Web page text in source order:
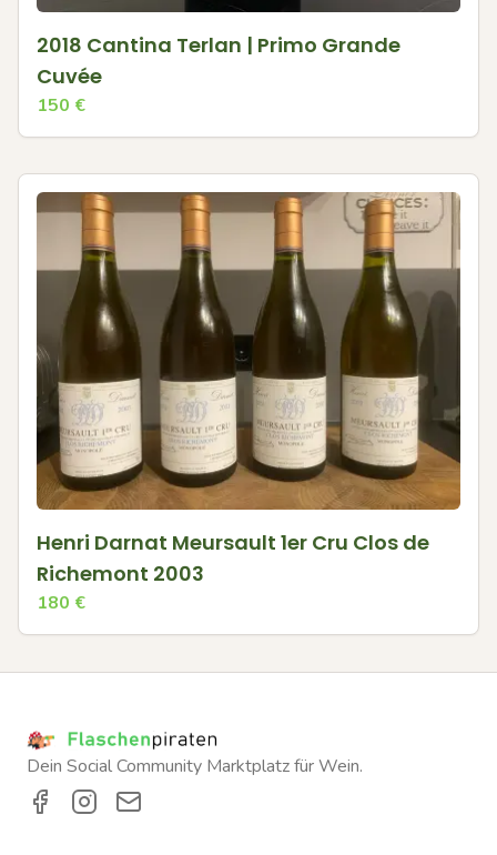
2018 Cantina Terlan | Primo Grande
Cuvée
150 €
Henri Darnat Meursault 1er Cru Clos de
Richemont 2003
180 €
Dein Social Community Marktplatz für Wein.